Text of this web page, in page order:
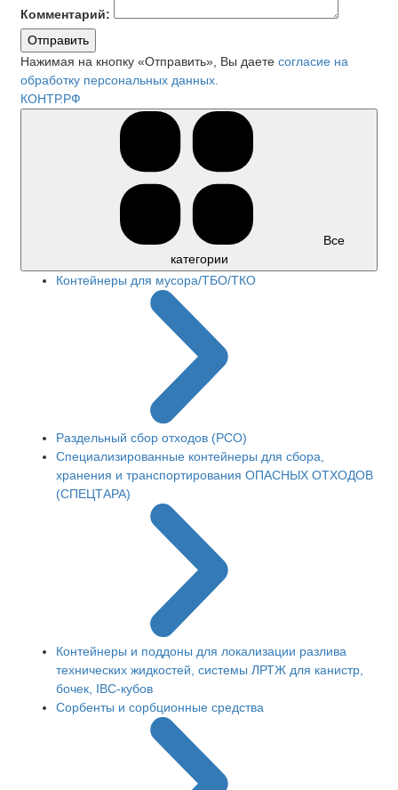
Комментарий:
Отправить
Нажимая на кнопку «Отправить», Вы даете согласие на
обработку персональных данных.
КОНТР.РФ
Все
категории
Контейнеры для мусора/ТБО/ТКО
Раздельный сбор отходов (РСО)
Специализированные контейнеры для сбора,
хранения и транспортирования ОПАСНЫХ ОТХОДОВ
(СПЕЦТАРА)
Контейнеры и поддоны для локализации разлива
технических жидкостей, системы ЛРТЖ для канистр,
бочек, IBC-кубов
Сорбенты и сорбционные средства